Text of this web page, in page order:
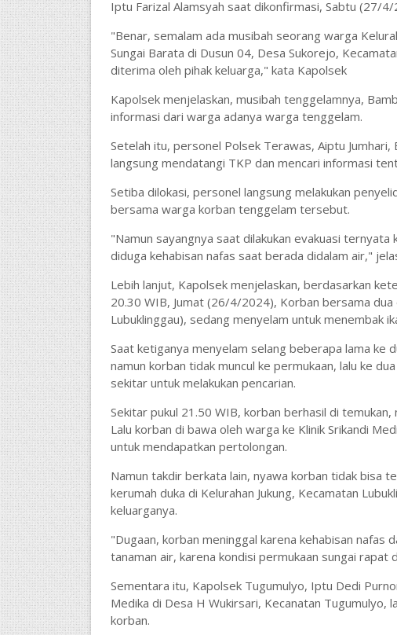
Iptu Farizal Alamsyah saat dikonfirmasi, Sabtu (27/4/
"Benar, semalam ada musibah seorang warga
Sungai Barata di Dusun 04, Desa Sukorejo,
diterima oleh pihak keluarga," kata Kapolsek
Kapolsek menjelaskan, musibah tenggelamnya,
informasi dari warga adanya warga tenggelam.
Setelah itu, personel Polsek Terawas, Aiptu
langsung mendatangi TKP dan mencari informasi
Setiba dilokasi, personel langsung melakukan
bersama warga korban tenggelam tersebut.
"Namun sayangnya saat dilakukan evakuasi
diduga kehabisan nafas saat berada didalam air,"
Lebih lanjut, Kapolsek menjelaskan, berdasarkan
20.30 WIB, Jumat (26/4/2024), Korban bersama
Lubuklinggau), sedang menyelam untuk menembak
Saat ketiganya menyelam selang beberapa lama ke
namun korban tidak muncul ke permukaan, lalu ke
sekitar untuk melakukan pencarian.
Sekitar pukul 21.50 WIB, korban berhasil di
Lalu korban di bawa oleh warga ke Klinik Srikandi
untuk mendapatkan pertolongan.
Namun takdir berkata lain, nyawa korban tidak bisa
kerumah duka di Kelurahan Jukung, Kecamatan
keluarganya.
"Dugaan, korban meninggal karena kehabisan
tanaman air, karena kondisi permukaan sungai
Sementara itu, Kapolsek Tugumulyo, Iptu Dedi
Medika di Desa H Wukirsari, Kecanatan Tugumulyo,
korban.